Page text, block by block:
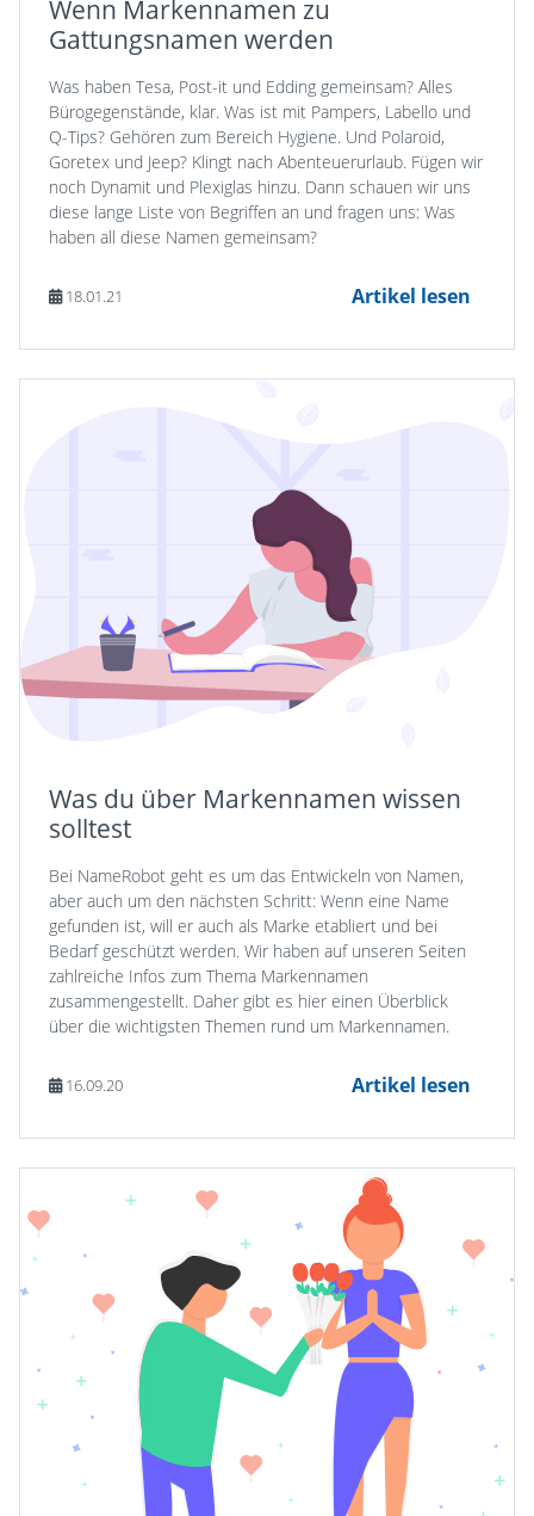
Wenn Markennamen zu
Gattungsnamen werden
Was haben Tesa, Post-it und Edding gemeinsam? Alles
Bürogegenstände, klar. Was ist mit Pampers, Labello und
Q-Tips? Gehören zum Bereich Hygiene. Und Polaroid,
Goretex und Jeep? Klingt nach Abenteuerurlaub. Fügen wir
noch Dynamit und Plexiglas hinzu. Dann schauen wir uns
diese lange Liste von Begriffen an und fragen uns: Was
haben all diese Namen gemeinsam?
18.01.21 Artikel lesen
Was du über Markennamen wissen
solltest
Bei NameRobot geht es um das Entwickeln von Namen,
aber auch um den nächsten Schritt: Wenn eine Name
gefunden ist, will er auch als Marke etabliert und bei
Bedarf geschützt werden. Wir haben auf unseren Seiten
zahlreiche Infos zum Thema Markennamen
zusammengestellt. Daher gibt es hier einen Überblick
über die wichtigsten Themen rund um Markennamen.
16.09.20 Artikel lesen